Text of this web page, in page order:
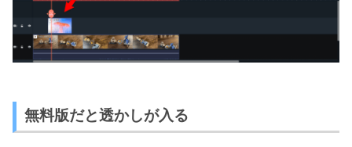
無料版だと透かしが入る